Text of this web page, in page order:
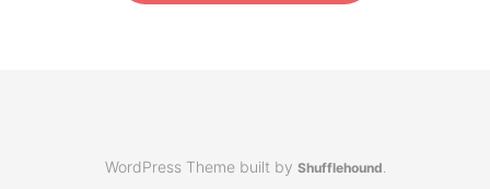
WordPress Theme built by Shufflehound.